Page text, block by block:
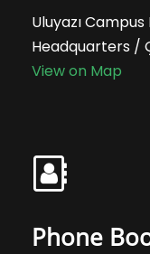
Uluyazı
Headquarters /
View on Map
Phone